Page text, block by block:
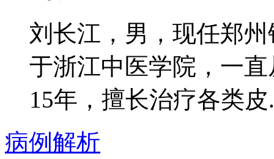
刘长江，男，现任郑
于浙江中医学院，一
15年，擅长治疗各类皮
病例解析